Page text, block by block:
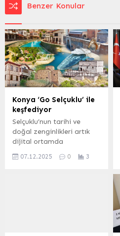
Benzer Konular
Konya ‘Go Selçuklu’ ile
keşfediyor
Selçuklu’nun tarihi ve
doğal zenginlikleri artık
dijital ortamda
Belediyesi’nin hayata
07.12.2025 0 3